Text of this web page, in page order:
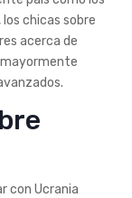
chicas sobre
acerca de
mayormente
con Ucrania